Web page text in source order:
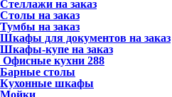
Стеллажи на заказ
Столы на заказ
Тумбы на заказ
Шкафы для документов на заказ
Шкафы-купе на заказ
Офисные кухни 288
Барные столы
Кухонные шкафы
Мойки